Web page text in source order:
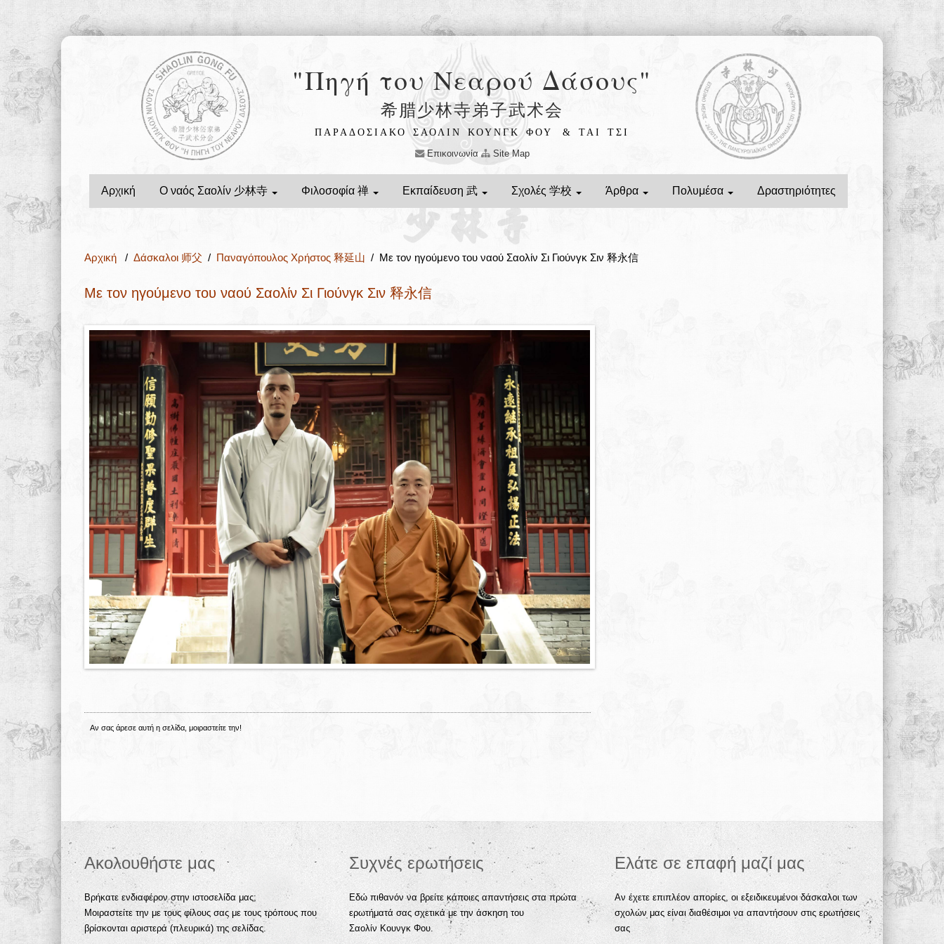
"Πηγή του Νεαρού Δάσους"
希腊少林寺弟子武术会
ΠΑΡΑΔΟΣΙΑΚΟ ΣΑΟΛΙΝ ΚΟΥΝΓΚ ΦΟΥ
& ΤΑΙ ΤΣΙ
Επικοινωνία
Site Map
Αρχική Ο ναός Σαολίν 少林寺 Φιλοσοφία 禅 Εκπαίδευση 武 Σχολές 学校 Άρθρα Πολυμέσα Δραστηριότητες
Αρχική / Δάσκαλοι 师父 / Παναγόπουλος Χρήστος 释延山 / Με τον ηγούμενο του ναού Σαολίν Σι Γιούνγκ Σιν 释永信
Με τον ηγούμενο του ναού Σαολίν Σι Γιούνγκ Σιν 释永信
Αν σας άρεσε αυτή η σελίδα, μοιραστείτε την!
Ακολουθήστε μας
Βρήκατε ενδιαφέρον στην ιστοσελίδα μας;
Μοιραστείτε την με τους φίλους σας με τους τρόπους που
βρίσκονται αριστερά (πλευρικά) της σελίδας.
Συχνές ερωτήσεις
Εδώ πιθανόν να βρείτε κάποιες απαντήσεις στα πρώτα
ερωτήματά σας σχετικά με την άσκηση του
Σαολίν Κουνγκ Φου.
Ελάτε σε επαφή μαζί μας
Αν έχετε επιπλέον απορίες, οι εξειδικευμένοι δάσκαλοι των
σχολών μας είναι διαθέσιμοι να απαντήσουν στις ερωτήσεις
σας